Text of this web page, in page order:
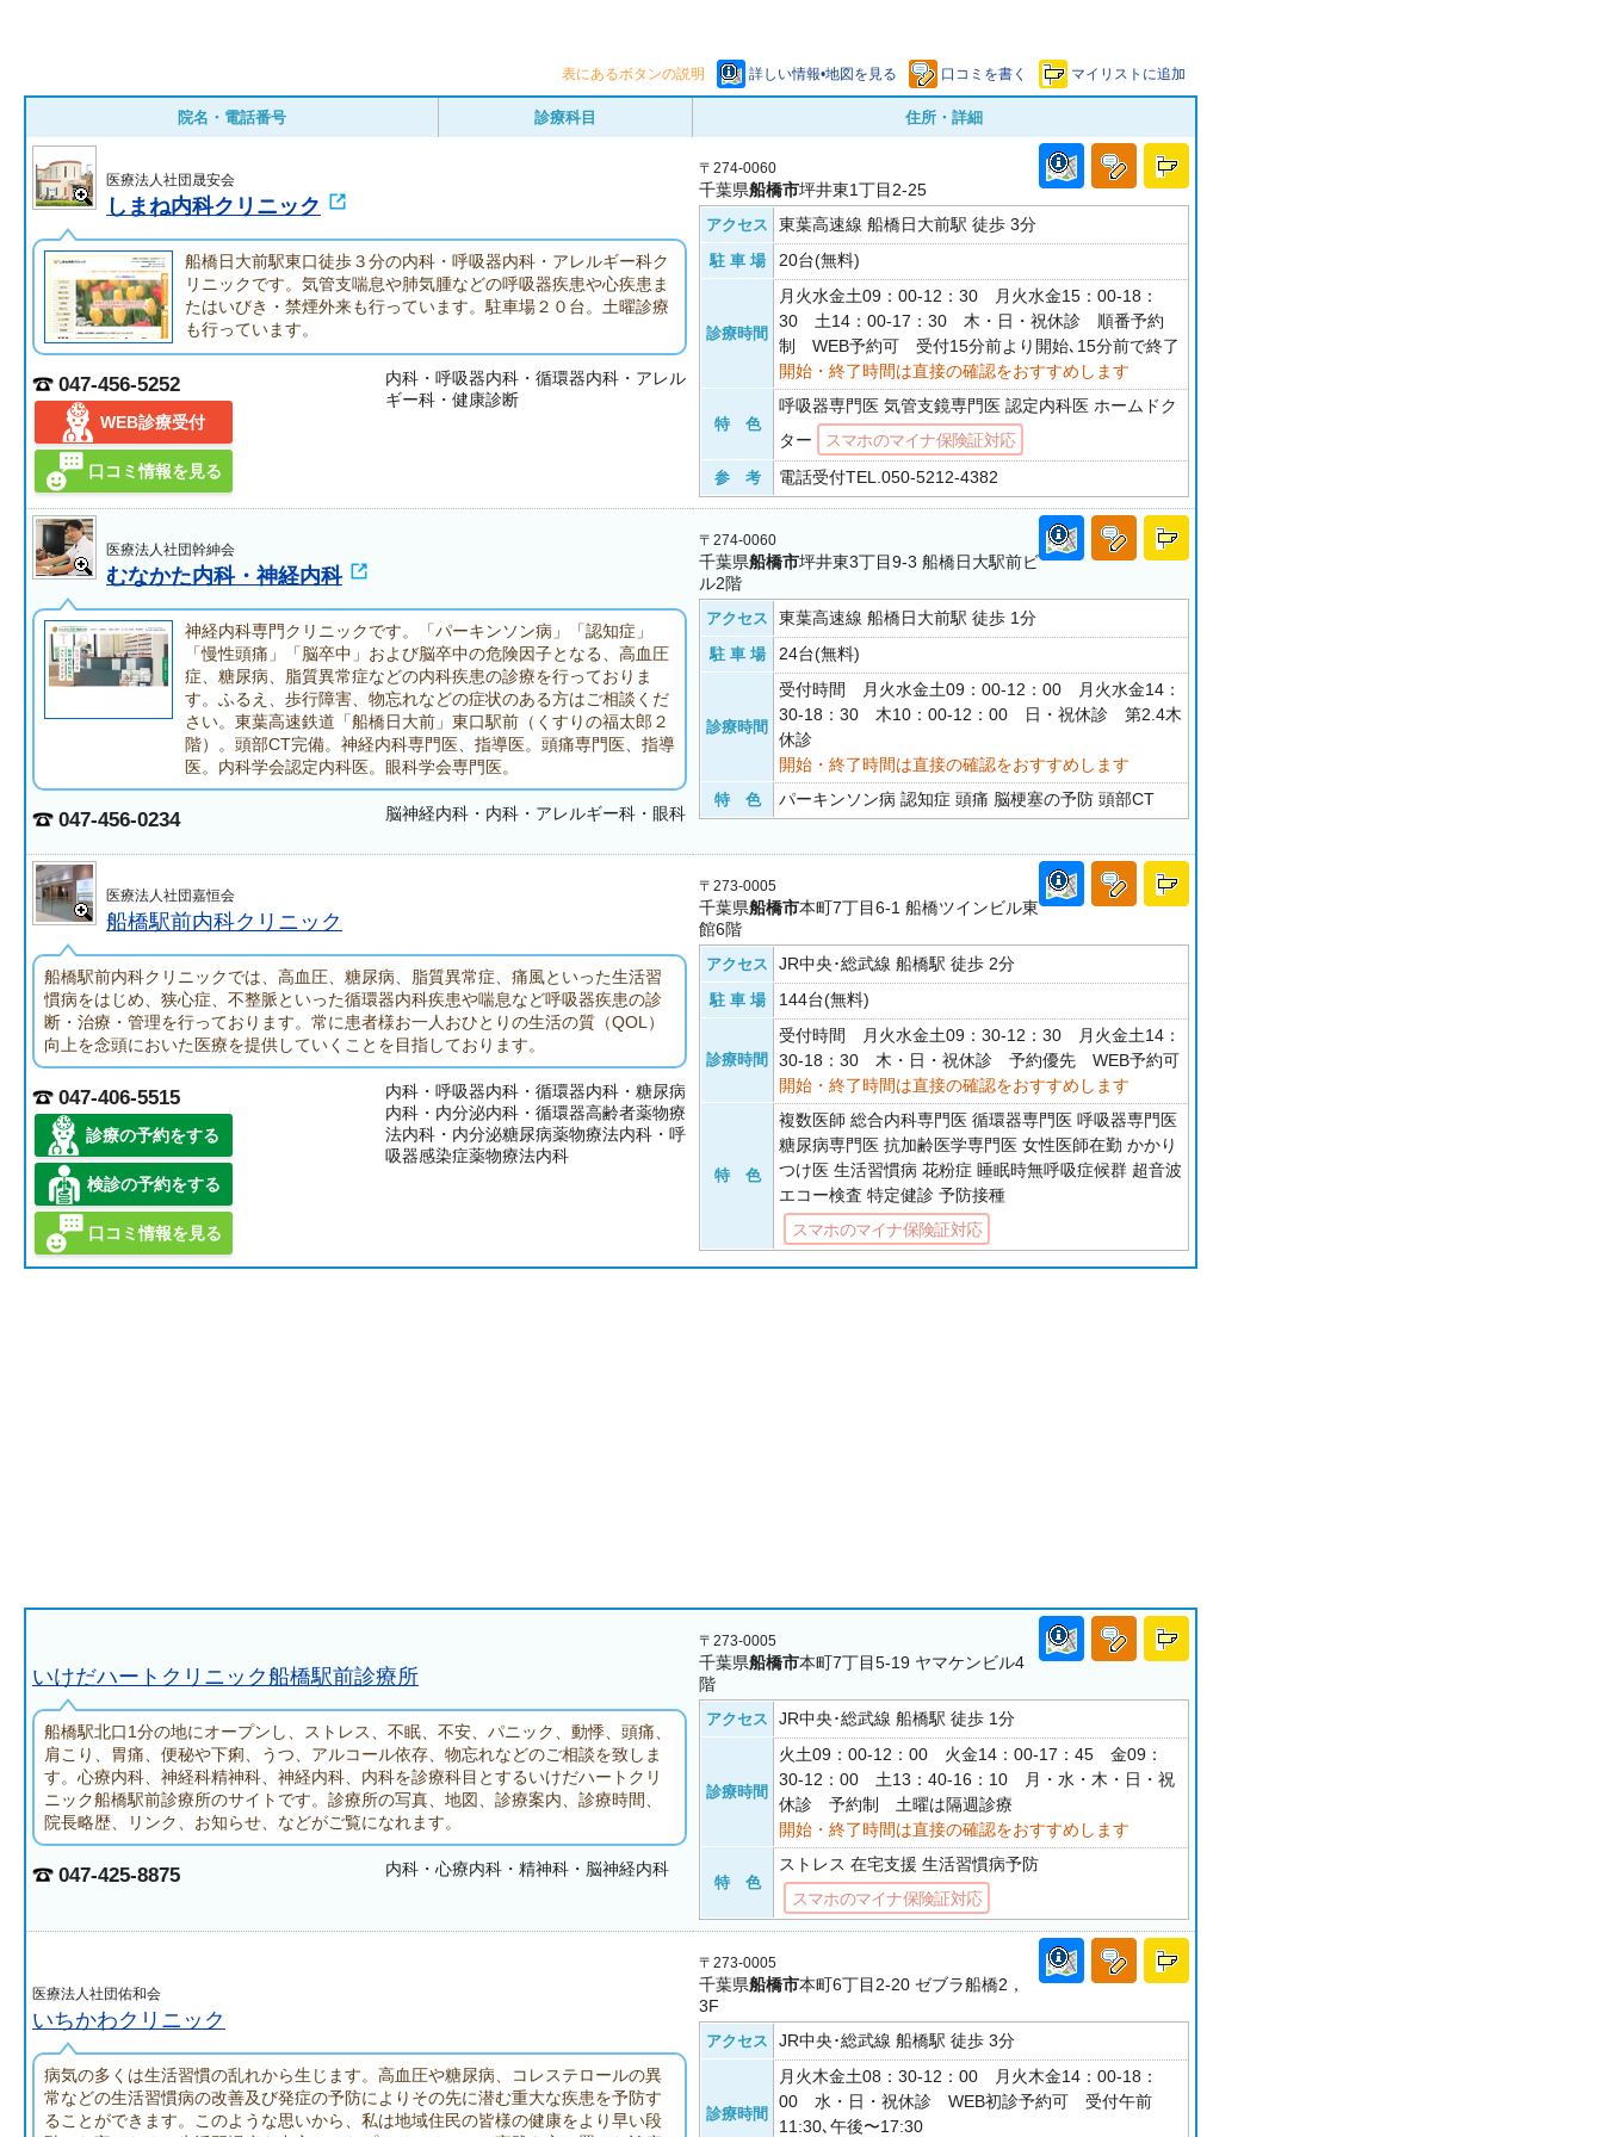
表にあるボタンの説明 詳しい情報•地図を見る 口コミを書く マイリストに追加
院名・電話番号 診療科目 住所・詳細
医療法人社団晟安会
しまね内科クリニック
船橋日大前駅東口徒歩３分の内科・呼吸器内科・アレルギー科ク
リニックです。気管支喘息や肺気腫などの呼吸器疾患や心疾患ま
たはいびき・禁煙外来も行っています。駐車場２０台。土曜診療
も行っています。
047-456-5252
WEB診療受付
口コミ情報を見る
内科・呼吸器内科・循環器内科・アレル
ギー科・健康診断
〒274-0060
千葉県船橋市坪井東1丁目2-25
アクセス 東葉高速線 船橋日大前駅 徒歩 3分
駐 車 場 20台(無料)
診療時間
月火水金土09：00-12：30 月火水金15：00-18：
30 土14：00-17：30 木・日・祝休診 順番予約
制 WEB予約可 受付15分前より開始､15分前で終了
開始・終了時間は直接の確認をおすすめします
特 色
呼吸器専門医 気管支鏡専門医 認定内科医 ホームドク
ター
スマホのマイナ保険証対応
参 考 電話受付TEL.050-5212-4382
医療法人社団幹紳会
むなかた内科・神経内科
神経内科専門クリニックです。「パーキンソン病」「認知症」
「慢性頭痛」「脳卒中」および脳卒中の危険因子となる、高血圧
症、糖尿病、脂質異常症などの内科疾患の診療を行っておりま
す。ふるえ、歩行障害、物忘れなどの症状のある方はご相談くだ
さい。東葉高速鉄道「船橋日大前」東口駅前（くすりの福太郎２
階）。頭部CT完備。神経内科専門医、指導医。頭痛専門医、指導
医。内科学会認定内科医。眼科学会専門医。
047-456-0234 脳神経内科・内科・アレルギー科・眼科
〒274-0060
千葉県船橋市坪井東3丁目9-3 船橋日大駅前ビ
ル2階
アクセス 東葉高速線 船橋日大前駅 徒歩 1分
駐 車 場 24台(無料)
診療時間
受付時間 月火水金土09：00-12：00 月火水金14：
30-18：30 木10：00-12：00 日・祝休診 第2.4木
休診
開始・終了時間は直接の確認をおすすめします
特 色 パーキンソン病 認知症 頭痛 脳梗塞の予防 頭部CT
医療法人社団嘉恒会
船橋駅前内科クリニック
船橋駅前内科クリニックでは、高血圧、糖尿病、脂質異常症、痛風といった生活習
慣病をはじめ、狭心症、不整脈といった循環器内科疾患や喘息など呼吸器疾患の診
断・治療・管理を行っております。常に患者様お一人おひとりの生活の質（QOL）
向上を念頭においた医療を提供していくことを目指しております。
047-406-5515
診療の予約をする
検診の予約をする
口コミ情報を見る
内科・呼吸器内科・循環器内科・糖尿病
内科・内分泌内科・循環器高齢者薬物療
法内科・内分泌糖尿病薬物療法内科・呼
吸器感染症薬物療法内科
〒273-0005
千葉県船橋市本町7丁目6-1 船橋ツインビル東
館6階
アクセス JR中央･総武線 船橋駅 徒歩 2分
駐 車 場 144台(無料)
診療時間
受付時間 月火水金土09：30-12：30 月火金土14：
30-18：30 木・日・祝休診 予約優先 WEB予約可
開始・終了時間は直接の確認をおすすめします
特 色
複数医師 総合内科専門医 循環器専門医 呼吸器専門医
糖尿病専門医 抗加齢医学専門医 女性医師在勤 かかり
つけ医 生活習慣病 花粉症 睡眠時無呼吸症候群 超音波
エコー検査 特定健診 予防接種
スマホのマイナ保険証対応
いけだハートクリニック船橋駅前診療所
船橋駅北口1分の地にオープンし、ストレス、不眠、不安、パニック、動悸、頭痛、
肩こり、胃痛、便秘や下痢、うつ、アルコール依存、物忘れなどのご相談を致しま
す。心療内科、神経科精神科、神経内科、内科を診療科目とするいけだハートクリ
ニック船橋駅前診療所のサイトです。診療所の写真、地図、診療案内、診療時間、
院長略歴、リンク、お知らせ、などがご覧になれます。
047-425-8875 内科・心療内科・精神科・脳神経内科
〒273-0005
千葉県船橋市本町7丁目5-19 ヤマケンビル4
階
アクセス JR中央･総武線 船橋駅 徒歩 1分
診療時間
火土09：00-12：00 火金14：00-17：45 金09：
30-12：00 土13：40-16：10 月・水・木・日・祝
休診 予約制 土曜は隔週診療
開始・終了時間は直接の確認をおすすめします
特 色
ストレス 在宅支援 生活習慣病予防
スマホのマイナ保険証対応
医療法人社団佑和会
いちかわクリニック
病気の多くは生活習慣の乱れから生じます。高血圧や糖尿病、コレステロールの異
常などの生活習慣病の改善及び発症の予防によりその先に潜む重大な疾患を予防す
ることができます。このような思いから、私は地域住民の皆様の健康をより早い段
〒273-0005
千葉県船橋市本町6丁目2-20 ゼブラ船橋2，
3F
アクセス JR中央･総武線 船橋駅 徒歩 3分
診療時間
月火木金土08：30-12：00 月火木金14：00-18：
00 水・日・祝休診 WEB初診予約可 受付午前
11:30､午後〜17:30